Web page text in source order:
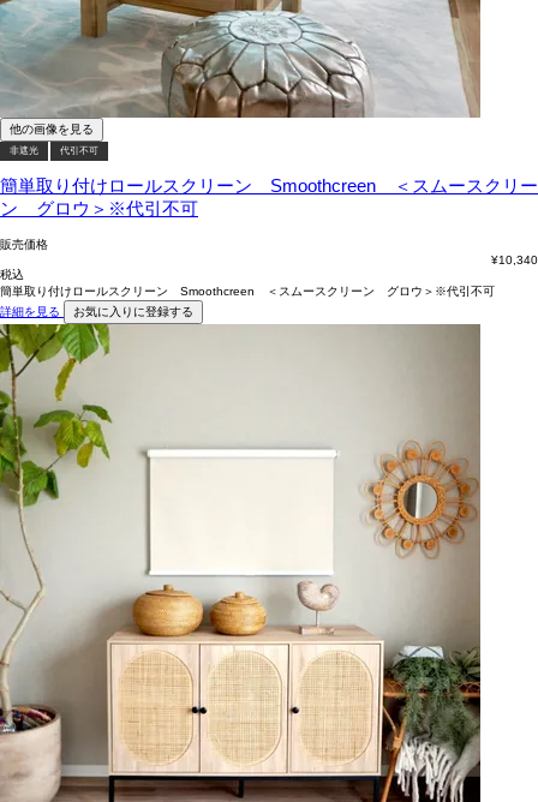
他の画像を見る
非遮光 代引不可
簡単取り付けロールスクリーン Smoothcreen ＜スムースクリー
ン グロウ＞※代引不可
販売価格
¥10,340
税込
簡単取り付けロールスクリーン Smoothcreen ＜スムースクリーン グロウ＞※代引不可
詳細を見る
お気に入りに登録する